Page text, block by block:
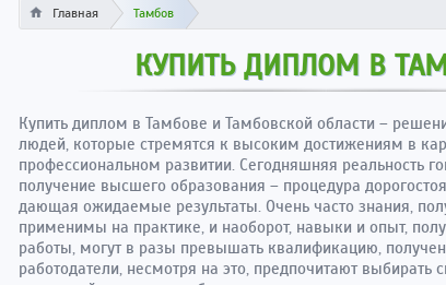
Главная Тамбов
КУПИТЬ ДИПЛОМ В
Купить диплом в Тамбове и Тамбовской области –
людей, которые стремятся к высоким достижениям в
профессиональном развитии. Сегодняшняя реальность
получение высшего образования – процедура
дающая ожидаемые результаты. Очень часто знания,
применимы на практике, и наоборот, навыки и опыт,
работы, могут в разы превышать квалификацию,
работодатели, несмотря на это, предпочитают выбирать